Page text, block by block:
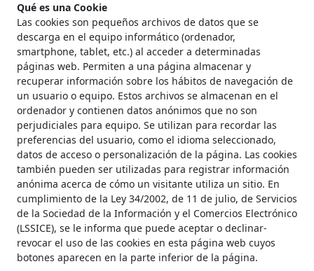
Qué es una Cookie
Las cookies son pequeños archivos de datos que se
descarga en el equipo informático (ordenador,
smartphone, tablet, etc.) al acceder a determinadas
páginas web. Permiten a una página almacenar y
recuperar información sobre los hábitos de navegación de
un usuario o equipo. Estos archivos se almacenan en el
ordenador y contienen datos anónimos que no son
perjudiciales para equipo. Se utilizan para recordar las
preferencias del usuario, como el idioma seleccionado,
datos de acceso o personalización de la página. Las cookies
también pueden ser utilizadas para registrar información
anónima acerca de cómo un visitante utiliza un sitio. En
cumplimiento de la Ley 34/2002, de 11 de julio, de Servicios
de la Sociedad de la Información y el Comercios Electrónico
(LSSICE), se le informa que puede aceptar o declinar-
revocar el uso de las cookies en esta página web cuyos
botones aparecen en la parte inferior de la página.